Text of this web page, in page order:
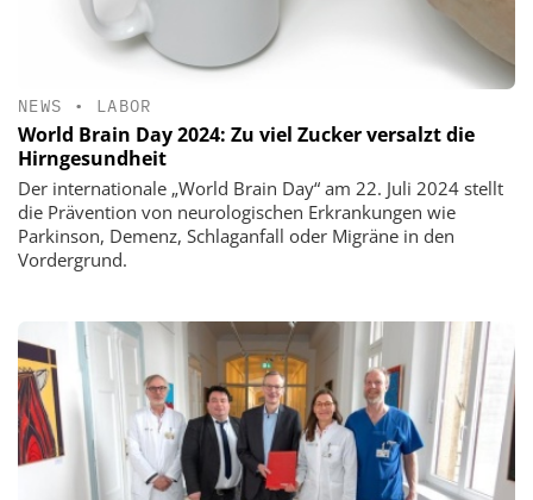
NEWS • LABOR
World Brain Day 2024: Zu viel Zucker versalzt die
Hirngesundheit
Der internationale „World Brain Day“ am 22. Juli 2024 stellt
die Prävention von neurologischen Erkrankungen wie
Parkinson, Demenz, Schlaganfall oder Migräne in den
Vordergrund.